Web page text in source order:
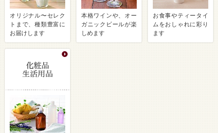
オリジナル〜セレク
トまで、種類豊富に
お届けします
本格ワインや、オー
ガニックビールが楽
しめます
お食事やティータイ
ムをおしゃれに彩り
ます